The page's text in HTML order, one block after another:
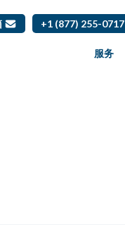
+1 (877) 255-0717
服务